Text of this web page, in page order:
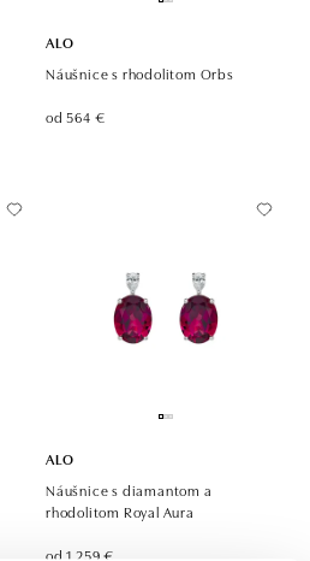
ALO
Náušnice s rhodolitom Orbs
od 564 €
ALO
Náušnice s diamantom a
rhodolitom Royal Aura
od 1 259 €